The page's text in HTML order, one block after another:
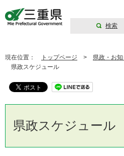
検索
現在位置： トップページ > 県政・お
県政スケジュール
県政スケジュール